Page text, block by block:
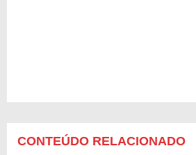
CONTEÚDO RELACIONADO